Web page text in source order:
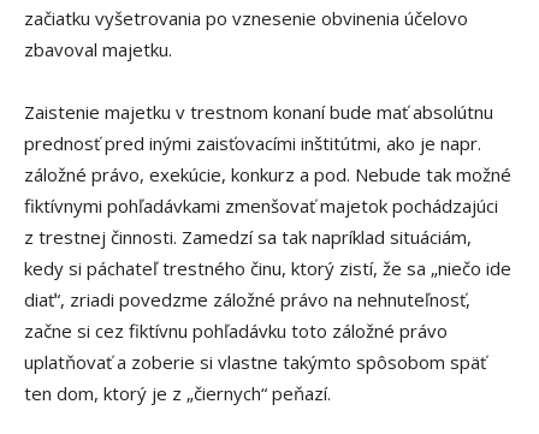
začiatku vyšetrovania po vznesenie obvinenia účelovo
zbavoval majetku.
Zaistenie majetku v trestnom konaní bude mať absolútnu
prednosť pred inými zaisťovacími inštitútmi, ako je napr.
záložné právo, exekúcie, konkurz a pod. Nebude tak možné
fiktívnymi pohľadávkami zmenšovať majetok pochádzajúci
z trestnej činnosti. Zamedzí sa tak napríklad situáciám,
kedy si páchateľ trestného činu, ktorý zistí, že sa „niečo ide
diať“, zriadi povedzme záložné právo na nehnuteľnosť,
začne si cez fiktívnu pohľadávku toto záložné právo
uplatňovať a zoberie si vlastne takýmto spôsobom späť
ten dom, ktorý je z „čiernych“ peňazí.